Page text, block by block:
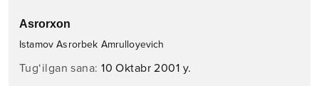
Asrorxon
Istamov Asrorbek Amrulloyevich
Tug‘ilgan sana:10 Oktabr 2001 y.